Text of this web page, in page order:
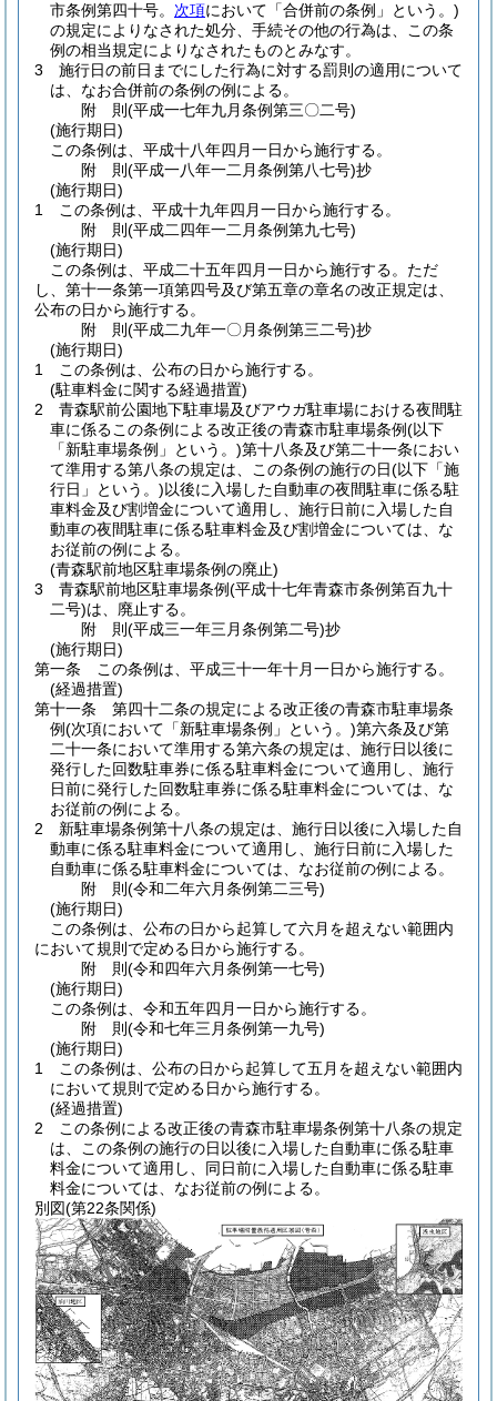
市条例第四十号。 次項において「合併前の条例」という。)
の規定によりなされた処分、手続その他の行為は、この条
例の相当規定によりなされたものとみなす。
3
施行日の前日までにした行為に対する罰則の適用について
は、なお合併前の条例の例による。
附 則(平成一七年九月条例第三〇二号)
(施行期日)
この条例は、平成十八年四月一日から施行する。
附 則(平成一八年一二月条例第八七号)抄
(施行期日)
1
この条例は、平成十九年四月一日から施行する。
附 則(平成二四年一二月条例第九七号)
(施行期日)
この条例は、平成二十五年四月一日から施行する。 ただ
し、第十一条第一項第四号及び第五章の章名の改正規定は、
公布の日から施行する。
附 則(平成二九年一〇月条例第三二号)抄
(施行期日)
1
この条例は、公布の日から施行する。
(駐車料金に関する経過措置)
2
青森駅前公園地下駐車場及びアウガ駐車場における夜間駐
車に係るこの条例による改正後の青森市駐車場条例(以下
「新駐車場条例」という。)第十八条及び第二十一条におい
て準用する第八条の規定は、この条例の施行の日(以下「施
行日」という。)以後に入場した自動車の夜間駐車に係る駐
車料金及び割増金について適用し、施行日前に入場した自
動車の夜間駐車に係る駐車料金及び割増金については、な
お従前の例による。
(青森駅前地区駐車場条例の廃止)
3
青森駅前地区駐車場条例(平成十七年青森市条例第百九十
二号)は、廃止する。
附 則(平成三一年三月条例第二号)抄
(施行期日)
第一条
この条例は、平成三十一年十月一日から施行する。
(経過措置)
第十一条
第四十二条の規定による改正後の青森市駐車場条
例(次項において「新駐車場条例」という。)第六条及び第
二十一条において準用する第六条の規定は、施行日以後に
発行した回数駐車券に係る駐車料金について適用し、施行
日前に発行した回数駐車券に係る駐車料金については、な
お従前の例による。
2
新駐車場条例第十八条の規定は、施行日以後に入場した自
動車に係る駐車料金について適用し、施行日前に入場した
自動車に係る駐車料金については、なお従前の例による。
附 則(令和二年六月条例第二三号)
(施行期日)
この条例は、公布の日から起算して六月を超えない範囲内
において規則で定める日から施行する。
附 則(令和四年六月条例第一七号)
(施行期日)
この条例は、令和五年四月一日から施行する。
附 則(令和七年三月条例第一九号)
(施行期日)
1
この条例は、公布の日から起算して五月を超えない範囲内
において規則で定める日から施行する。
(経過措置)
2
この条例による改正後の青森市駐車場条例第十八条の規定
は、この条例の施行の日以後に入場した自動車に係る駐車
料金について適用し、同日前に入場した自動車に係る駐車
料金については、なお従前の例による。
別図(第22条関係)